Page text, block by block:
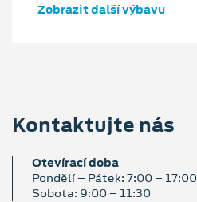
Zobrazit další výbavu
Kontaktujte nás
Otevírací doba
Pondělí – Pátek: 7:00 – 17:00
Sobota: 9:00 – 11:30